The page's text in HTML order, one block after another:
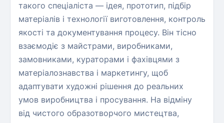
такого спеціаліста — ідея, прототип, підбір
матеріалів і технології виготовлення, контроль
якості та документування процесу. Він тісно
взаємодіє з майстрами, виробниками,
замовниками, кураторами і фахівцями з
матеріалознавства і маркетингу, щоб
адаптувати художні рішення до реальних
умов виробництва і просування. На відміну
від чистого образотворчого мистецтва,